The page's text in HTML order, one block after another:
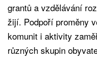
grantů a vzdělávání
žijí. Podpoří proměny
komunit i aktivity
různých skupin